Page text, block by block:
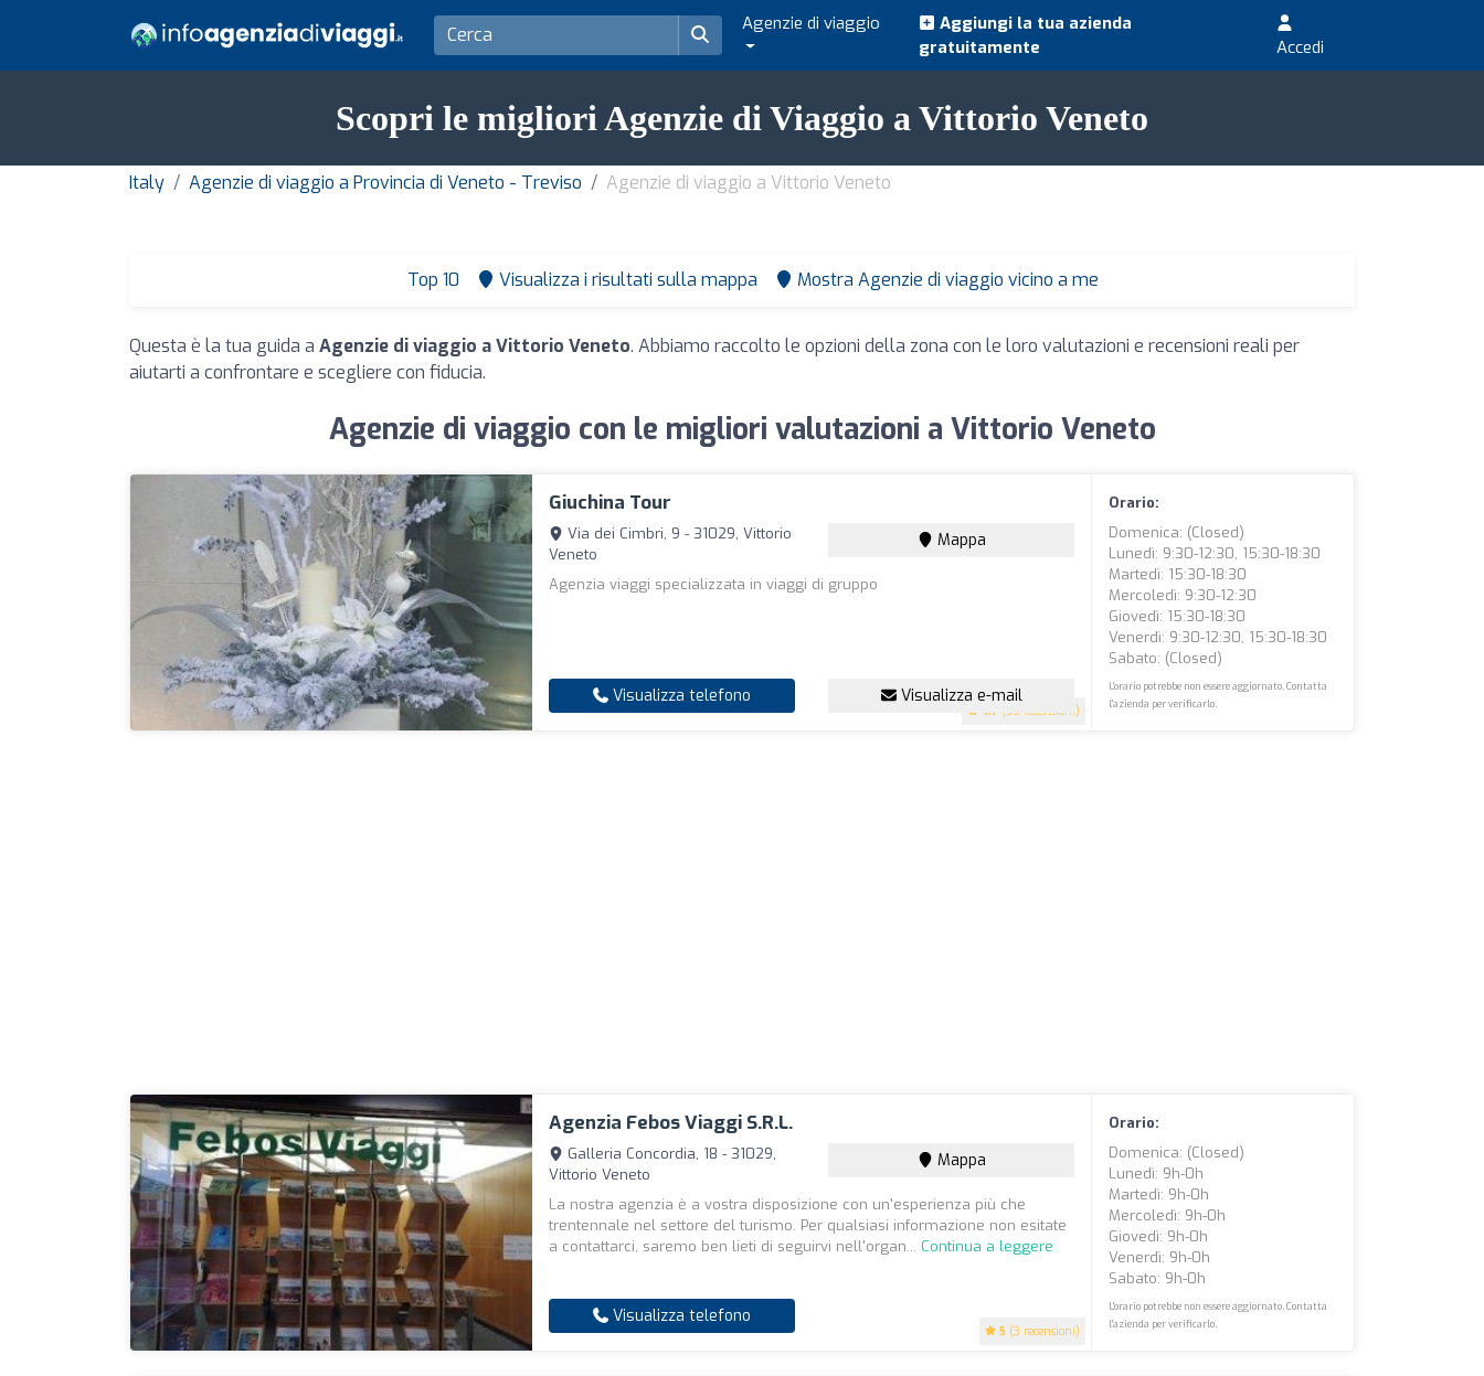
Agenzie di viaggio
Aggiungi la tua azienda
gratuitamente
Accedi
Scopri le migliori Agenzie di Viaggio a Vittorio Veneto
Italy Agenzie di viaggio a Provincia di Veneto - Treviso Agenzie di viaggio a Vittorio Veneto
Top 10 Visualizza i risultati sulla mappa Mostra Agenzie di viaggio vicino a me
Questa è la tua guida a Agenzie di viaggio a Vittorio Veneto. Abbiamo raccolto le opzioni della zona con le loro valutazioni e recensioni reali per
aiutarti a confrontare e scegliere con fiducia.
Agenzie di viaggio con le migliori valutazioni a Vittorio Veneto
Giuchina Tour
4.7 (35 recensioni)
Via dei Cimbri, 9 - 31029, Vittorio
Veneto
Mappa
Agenzia viaggi specializzata in viaggi di gruppo
Visualizza telefono Visualizza e-mail
Orario:
Domenica: (closed)
Lunedì: 9:30-12:30, 15:30-18:30
Martedì: 15:30-18:30
Mercoledì: 9:30-12:30
Giovedì: 15:30-18:30
Venerdì: 9:30-12:30, 15:30-18:30
Sabato: (closed)
L'orario potrebbe non essere aggiornato. Contatta
l'azienda per verificarlo.
Agenzia Febos Viaggi S.R.L.
5 (3 recensioni)
Galleria Concordia, 18 - 31029,
Vittorio Veneto
Mappa
La nostra agenzia è a vostra disposizione con un'esperienza più che
trentennale nel settore del turismo. Per qualsiasi informazione non esitate
a contattarci, saremo ben lieti di seguirvi nell'organ... Continua a leggere
Visualizza telefono
Orario:
Domenica: (closed)
Lunedì: 9h-0h
Martedì: 9h-0h
Mercoledì: 9h-0h
Giovedì: 9h-0h
Venerdì: 9h-0h
Sabato: 9h-0h
L'orario potrebbe non essere aggiornato. Contatta
l'azienda per verificarlo.